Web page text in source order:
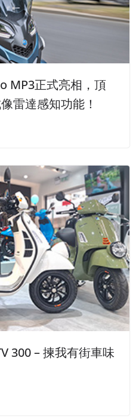
MP3正式亮相，頂
雷達感知功能！
300 – 揀我有街車味